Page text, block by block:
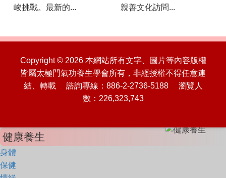
峻挑戰。最新的...
親善文化訪問...
Copyright © 2026 本網站所有文字、圖片等內容版權
皆屬太極門氣功養生學會所有，非經授權不得任意連
結、轉載 諮詢專線：886-2-2736-5188 瀏覽人
數：226,323,743
健康養生
身體
保健